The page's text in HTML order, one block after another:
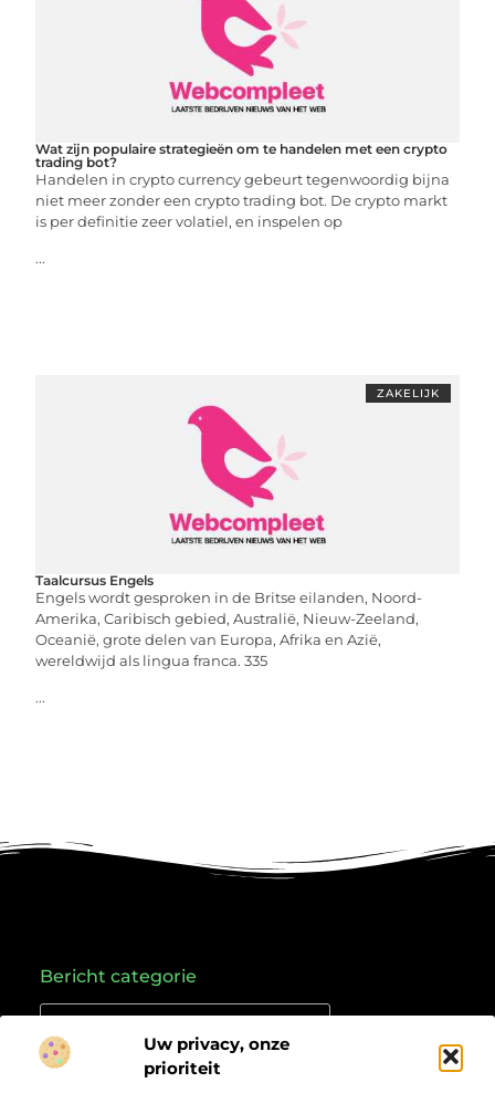
Uw privacy, onze
prioriteit
Wat zijn populaire strategieën om te handelen met een crypto
trading bot?
Handelen in crypto currency gebeurt tegenwoordig bijna
niet meer zonder een crypto trading bot. De crypto markt
is per definitie zeer volatiel, en inspelen op
...
ZAKELIJK
Taalcursus Engels
Engels wordt gesproken in de Britse eilanden, Noord-
Amerika, Caribisch gebied, Australië, Nieuw-Zeeland,
Oceanië, grote delen van Europa, Afrika en Azië,
wereldwijd als lingua franca. 335
...
Onze informatie
Bericht categorie